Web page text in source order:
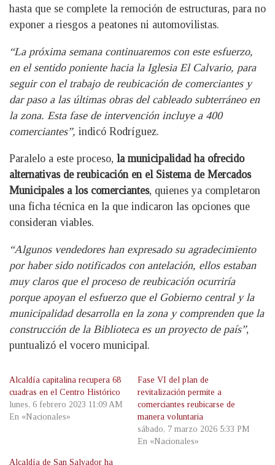
hasta que se complete la remoción de estructuras, para no
exponer a riesgos a peatones ni automovilistas.
“La próxima semana continuaremos con este esfuerzo,
en el sentido poniente hacia la Iglesia El Calvario, para
seguir con el trabajo de reubicación de comerciantes y
dar paso a las últimas obras del cableado subterráneo en
la zona. Esta fase de intervención incluye a 400
comerciantes”, indicó Rodríguez.
Paralelo a este proceso, la municipalidad ha ofrecido
alternativas de reubicación en el Sistema de Mercados
Municipales a los comerciantes, quienes ya completaron
una ficha técnica en la que indicaron las opciones que
consideran viables.
“Algunos vendedores han expresado su agradecimiento
por haber sido notificados con antelación, ellos estaban
muy claros que el proceso de reubicación ocurriría
porque apoyan el esfuerzo que el Gobierno central y la
municipalidad desarrolla en la zona y comprenden que la
construcción de la Biblioteca es un proyecto de país”,
puntualizó el vocero municipal.
Alcaldía capitalina recupera 68
cuadras en el Centro Histórico
lunes, 6 febrero 2023 11:09 AM
En «Nacionales»
Fase VI del plan de
revitalización permite a
comerciantes reubicarse de
manera voluntaria
sábado, 7 marzo 2026 5:33 PM
En «Nacionales»
Alcaldía de San Salvador ha